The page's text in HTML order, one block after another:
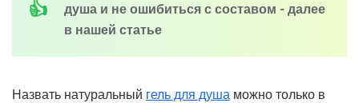
душа и не ошибиться с составом - далее
в нашей статье
Назвать натуральный гель для душа можно только в